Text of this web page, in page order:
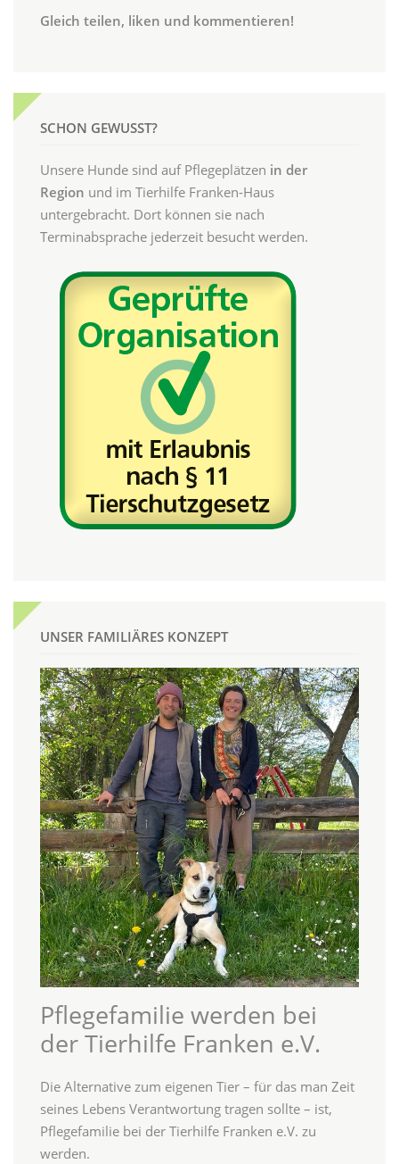
Gleich teilen, liken und kommentieren!
SCHON GEWUSST?
Unsere Hunde sind auf Pflegeplätzen in der
Region und im Tierhilfe Franken-Haus
untergebracht. Dort können sie nach
Terminabsprache jederzeit besucht werden.
UNSER FAMILIÄRES KONZEPT
Pflegefamilie werden bei
der Tierhilfe Franken e.V.
Die Alternative zum eigenen Tier – für das man Zeit
seines Lebens Verantwortung tragen sollte – ist,
Pflegefamilie bei der Tierhilfe Franken e.V. zu
werden.